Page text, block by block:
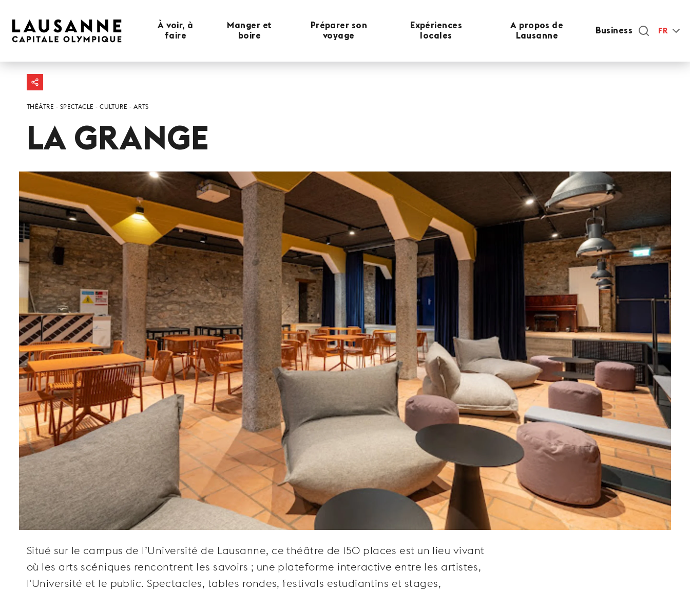
À voir, à
faire
Manger et
boire
Préparer son
voyage
Expériences
locales
A propos de
Lausanne
Business FR
THÉÂTRE SPECTACLE CULTURE ARTS
LA GRANGE
Situé sur le campus de l’Université de Lausanne, ce théâtre de 150 places est un lieu vivant
où les arts scéniques rencontrent les savoirs ; une plateforme interactive entre les artistes,
l'Université et le public. Spectacles, tables rondes, festivals estudiantins et stages,